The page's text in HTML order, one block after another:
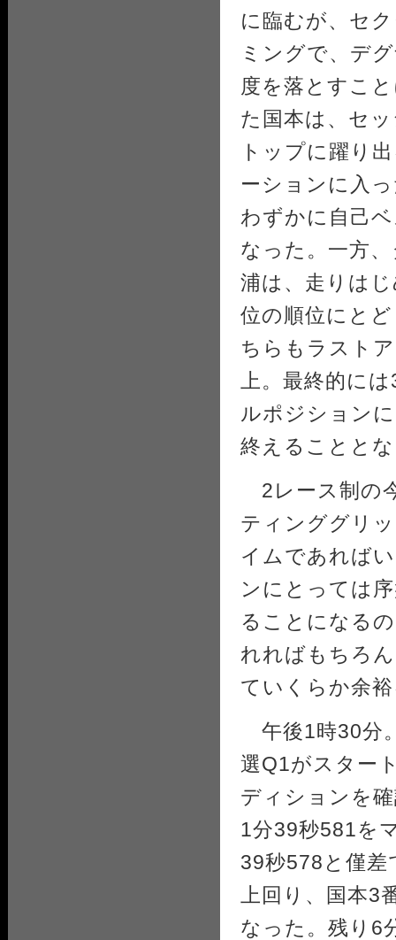
に臨むが、セ
ミングで、デ
度を落とすこ
た国本は、セ
トップに躍り
ーションに入
わずかに自己
なった。一方
浦は、走りは
位の順位にと
ちらもラスト
上。最終的に
ルポジション
終えることと
2レース制の
ティンググリ
イムであれば
ンにとっては
ることになる
れればもちろ
ていくらか余
午後1時30分
選Q1がスター
ディションを
1分39秒581を
39秒578と僅
上回り、国本
なった。残り6